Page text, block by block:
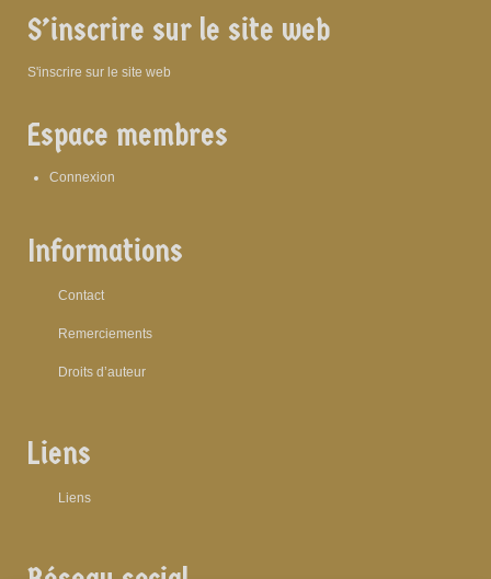
S’inscrire sur le site web
S'inscrire sur le site web
Espace membres
Connexion
Informations
Contact
Remerciements
Droits d’auteur
Liens
Liens